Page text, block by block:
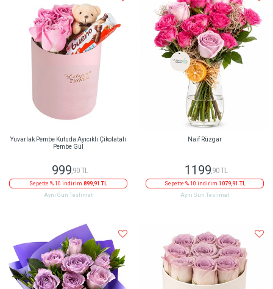
Yuvarlak Pembe Kutuda Ayıcıklı Çikolatalı
Pembe Gül
999,90 TL
Sepette % 10 indirim 899,91 TL
Aynı Gün Teslimat
Naif Rüzgar
1199,90 TL
Sepette % 10 indirim 1079,91 TL
Aynı Gün Teslimat